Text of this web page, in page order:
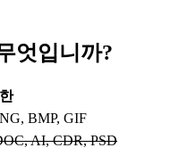
엇입니까?
BMP, GIF
AI, CDR, PSD